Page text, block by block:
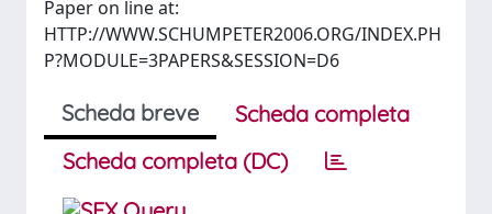
Paper on line at:
HTTP://WWW.SCHUMPETER2006.ORG/INDEX.PH
P?MODULE=3PAPERS&SESSION=D6
Scheda breve
Scheda completa
Scheda completa (DC)